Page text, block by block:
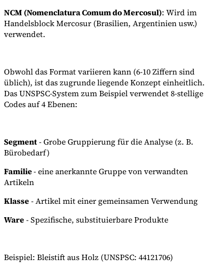
NCM (Nomenclatura Comum do Mercosul): Wird im
Handelsblock Mercosur (Brasilien, Argentinien usw.)
verwendet.
Obwohl das Format variieren kann (6-10 Ziffern sind
üblich), ist das zugrunde liegende Konzept einheitlich.
Das UNSPSC-System zum Beispiel verwendet 8-stellige
Codes auf 4 Ebenen:
Segment- Grobe Gruppierung für die Analyse (z. B.
Bürobedarf)
Familie- eine anerkannte Gruppe von verwandten
Artikeln
Klasse- Artikel mit einer gemeinsamen Verwendung
Ware- Spezifische, substituierbare Produkte
Beispiel: Bleistift aus Holz (UNSPSC: 44121706)